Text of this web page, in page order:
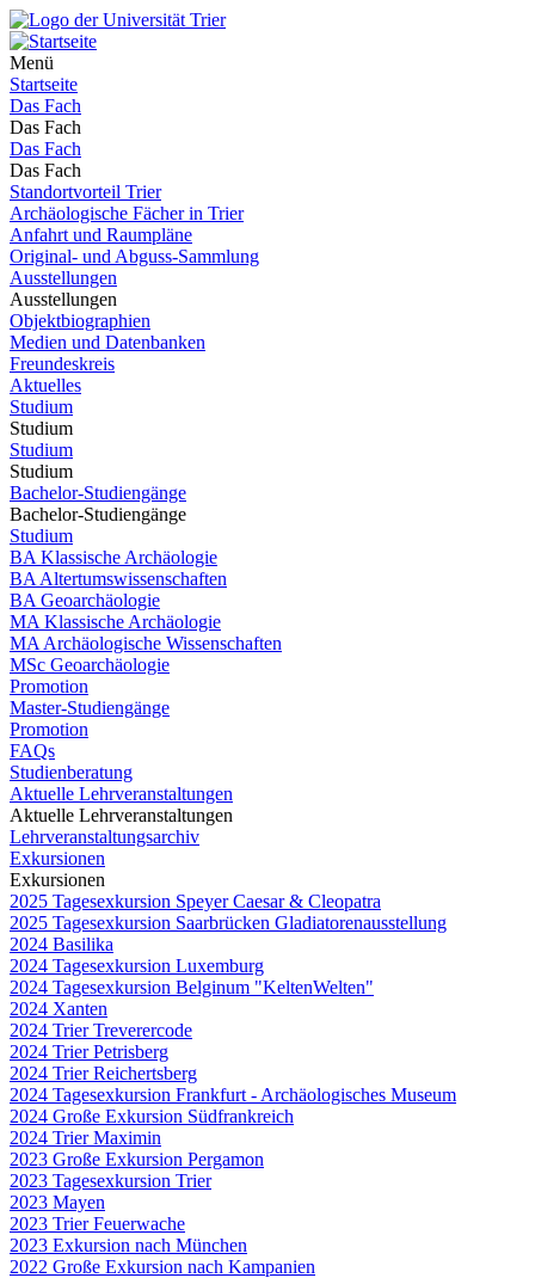
Menü
Startseite
Das Fach
Das Fach
Das Fach
Das Fach
Standortvorteil Trier
Archäologische Fächer in Trier
Anfahrt und Raumpläne
Original- und Abguss-Sammlung
Ausstellungen
Ausstellungen
Objektbiographien
Medien und Datenbanken
Freundeskreis
Aktuelles
Studium
Studium
Studium
Studium
Bachelor-Studiengänge
Bachelor-Studiengänge
Studium
BA Klassische Archäologie
BA Altertumswissenschaften
BA Geoarchäologie
MA Klassische Archäologie
MA Archäologische Wissenschaften
MSc Geoarchäologie
Promotion
Master-Studiengänge
Promotion
FAQs
Studienberatung
Aktuelle Lehrveranstaltungen
Aktuelle Lehrveranstaltungen
Lehrveranstaltungsarchiv
Exkursionen
Exkursionen
2025 Tagesexkursion Speyer Caesar & Cleopatra
2025 Tagesexkursion Saarbrücken Gladiatorenausstellung
2024 Basilika
2024 Tagesexkursion Luxemburg
2024 Tagesexkursion Belginum "KeltenWelten"
2024 Xanten
2024 Trier Treverercode
2024 Trier Petrisberg
2024 Trier Reichertsberg
2024 Tagesexkursion Frankfurt - Archäologisches Museum
2024 Große Exkursion Südfrankreich
2024 Trier Maximin
2023 Große Exkursion Pergamon
2023 Tagesexkursion Trier
2023 Mayen
2023 Trier Feuerwache
2023 Exkursion nach München
2022 Große Exkursion nach Kampanien